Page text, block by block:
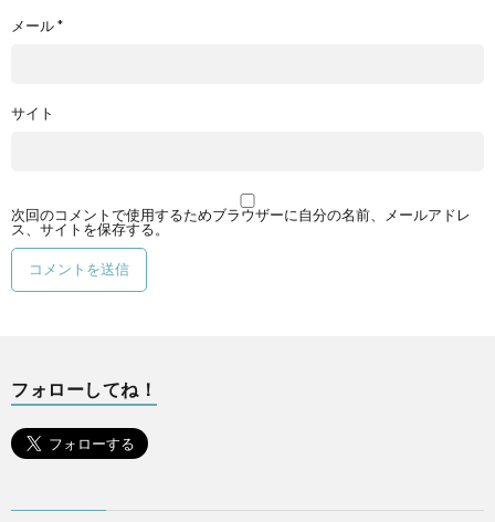
メール*
サイト
次回のコメントで使用するためブラウザーに自分の名前、メールアドレ
ス、サイトを保存する。
フォローしてね！